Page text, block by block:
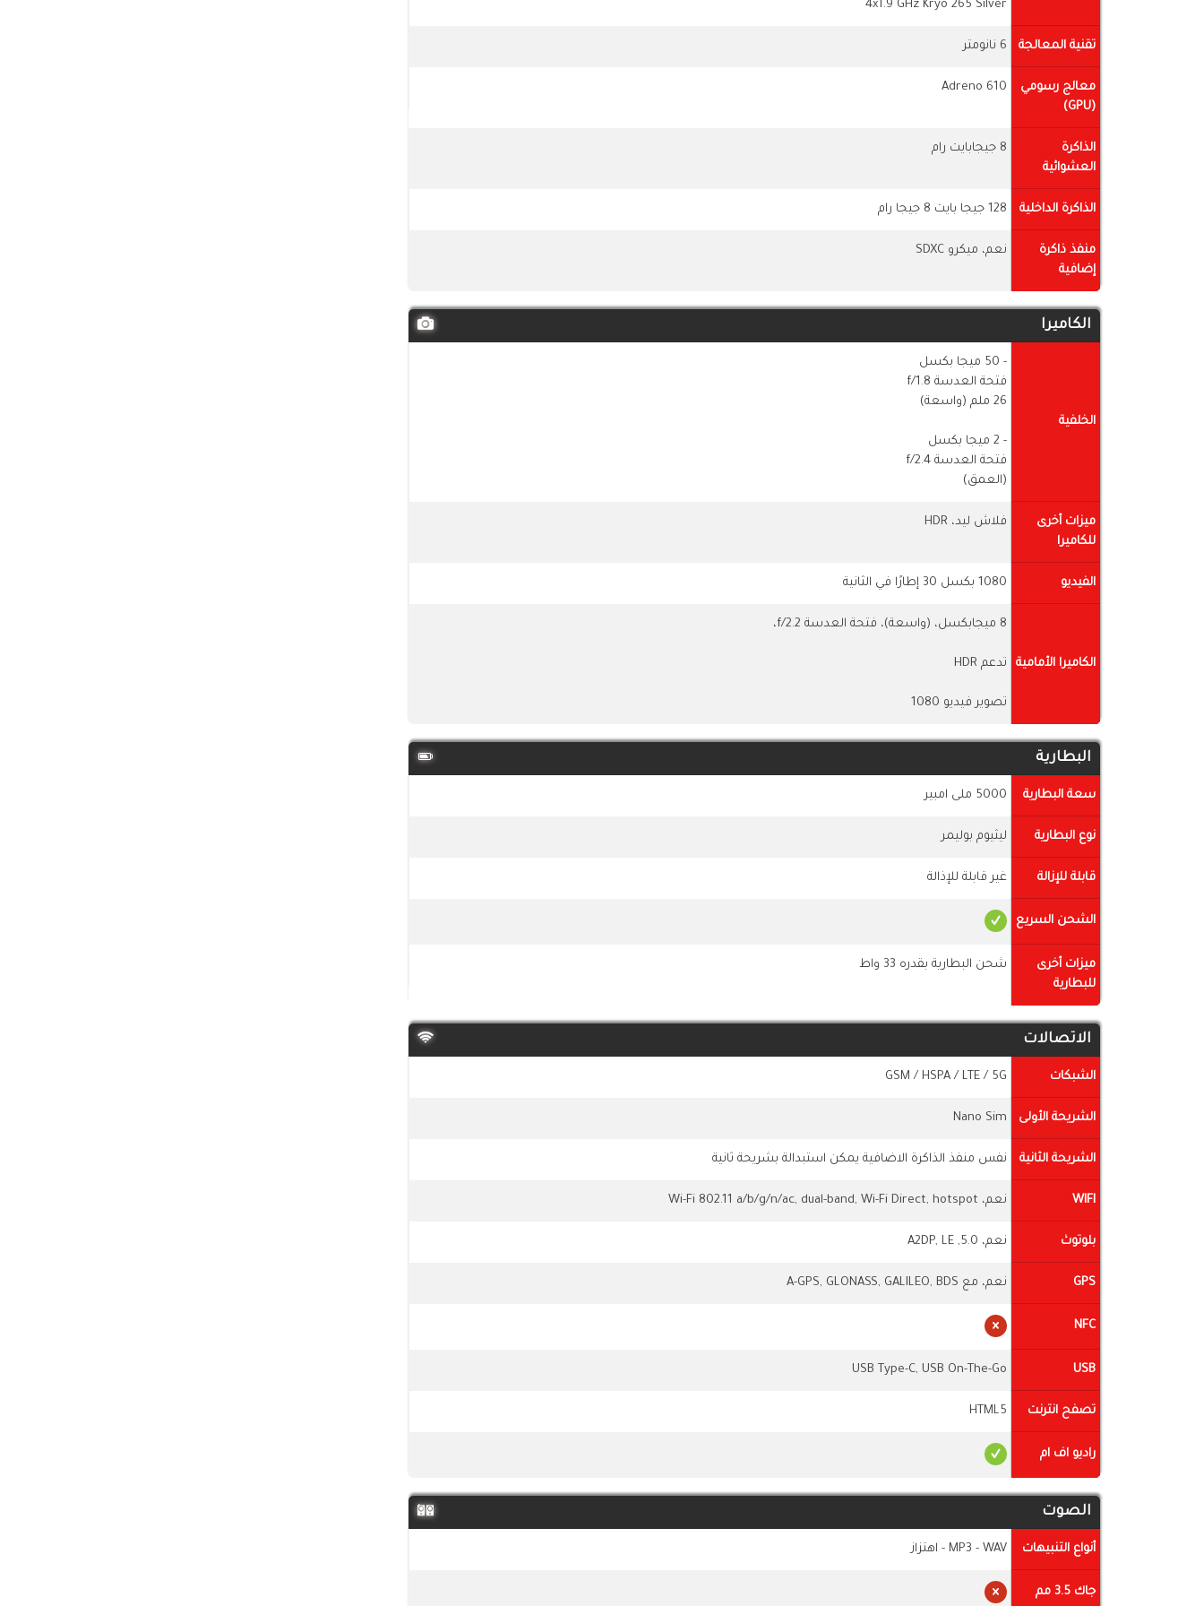
4x1.9 GHz Kryo 265 Silver
تقنية المعالجة 6 نانومتر
معالج رسومي
(GPU)
Adreno 610
الذاكرة
العشوائية
8 جيجابايت رام
الذاكرة الداخلية 128 جيجا بايت 8 جيجا رام
منفذ ذاكرة
إضافية
نعم، ميكرو SDXC
الكاميرا
الخلفية
- 50 ميجا بكسل
فتحة العدسة f/1.8
26 ملم (واسعة)
- 2 ميجا بكسل
فتحة العدسة f/2.4
(العمق)
ميزات أخرى
للكاميرا
فلاش ليد، HDR
الفيديو 1080 بكسل 30 إطارًا في الثانية
الكاميرا الأمامية
8 ميجابكسل، (واسعة)، فتحة العدسة f/2.2،
تدعم HDR
تصوير فيديو 1080
البطارية
سعة البطارية 5000 ملى امبير
نوع البطارية ليثيوم بوليمر
قابلة للإزالة غير قابلة للإذالة
الشحن السريع
ميزات أخرى
للبطارية
شحن البطارية بقدره 33 واط
الاتصالات
الشبكات GSM / HSPA / LTE / 5G
الشريحة الأولى Nano Sim
الشريحة الثانية نفس منفذ الذاكرة الاضافية يمكن استبدالة بشريحة ثانية
WIFI نعم، Wi-Fi 802.11 a/b/g/n/ac, dual-band, Wi-Fi Direct, hotspot
بلوتوث نعم، 5.0, A2DP, LE
GPS نعم، مع A-GPS, GLONASS, GALILEO, BDS
NFC
USB
USB Type-C, USB On-The-Go
تصفح انترنت HTML5
راديو اف ام
الصوت
أنواع التنبيهات MP3 - WAV - اهتزاز
جاك 3.5 مم